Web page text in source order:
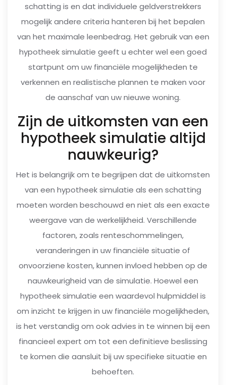
schatting is en dat individuele geldverstrekkers
mogelijk andere criteria hanteren bij het bepalen
van het maximale leenbedrag. Het gebruik van een
hypotheek simulatie geeft u echter wel een goed
startpunt om uw financiële mogelijkheden te
verkennen en realistische plannen te maken voor
de aanschaf van uw nieuwe woning.
Zijn de uitkomsten van een
hypotheek simulatie altijd
nauwkeurig?
Het is belangrijk om te begrijpen dat de uitkomsten
van een hypotheek simulatie als een schatting
moeten worden beschouwd en niet als een exacte
weergave van de werkelijkheid. Verschillende
factoren, zoals renteschommelingen,
veranderingen in uw financiële situatie of
onvoorziene kosten, kunnen invloed hebben op de
nauwkeurigheid van de simulatie. Hoewel een
hypotheek simulatie een waardevol hulpmiddel is
om inzicht te krijgen in uw financiële mogelijkheden,
is het verstandig om ook advies in te winnen bij een
financieel expert om tot een definitieve beslissing
te komen die aansluit bij uw specifieke situatie en
behoeften.